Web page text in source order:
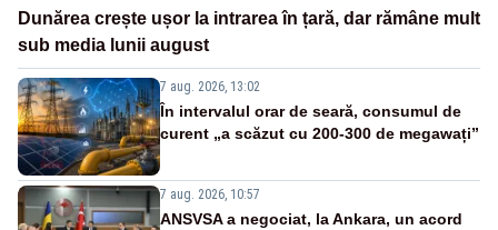
Dunărea crește ușor la intrarea în țară, dar rămâne mult
sub media lunii august
7 aug. 2026, 13:02
În intervalul orar de seară, consumul de
curent „a scăzut cu 200-300 de megawați”
7 aug. 2026, 10:57
ANSVSA a negociat, la Ankara, un acord